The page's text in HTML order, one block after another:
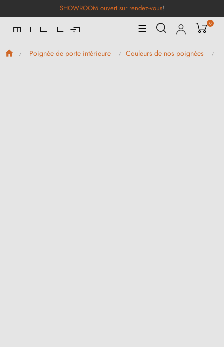
SHOWROOM ouvert sur rendez-vous!
Basculer
la
navigation
☰ 0
Poignée de porte intérieure Couleurs de nos poignées